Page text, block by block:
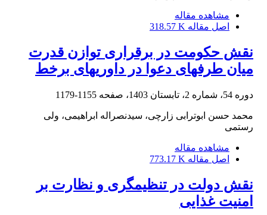
مشاهده مقاله
اصل مقاله 318.57 K
نقش حکومت در برقراری توازن قدرت
میان طرف‏های دعوا در داوری‏‏های برخط
دوره 54، شماره 2، تابستان 1403، صفحه 1155-1179
محمد حسن ابوترابی زارچی، سیدنصراله ابراهیمی، ولی
رستمی
مشاهده مقاله
اصل مقاله 773.17 K
نقش دولت در تنظیم‏گری و نظارت بر
امنیت غذایی